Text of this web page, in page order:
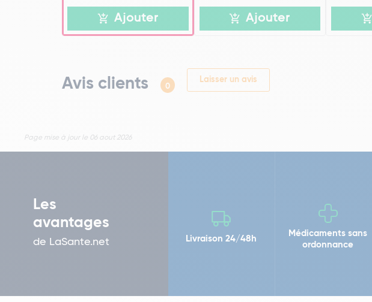
Ajouter Ajouter
Avis clients 0
Laisser un avis
Page mise à jour le 06 aout 2026
Les
avantages
de LaSante.net Livraison 24/48h
Médicaments sans
ordonnance